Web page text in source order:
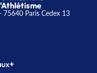
Paris Cedex 13
+